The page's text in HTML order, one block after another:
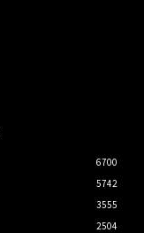
6700
5742
3555
2504